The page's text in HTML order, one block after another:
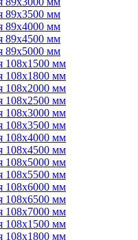
89х3500 мм
89х4000 мм
89х4500 мм
89х5000 мм
108х1500 мм
108х1800 мм
108х2000 мм
108х2500 мм
108х3000 мм
108х3500 мм
108х4000 мм
108х4500 мм
108х5000 мм
108х5500 мм
108х6000 мм
108х6500 мм
108х7000 мм
108х1500 мм
108х1800 мм